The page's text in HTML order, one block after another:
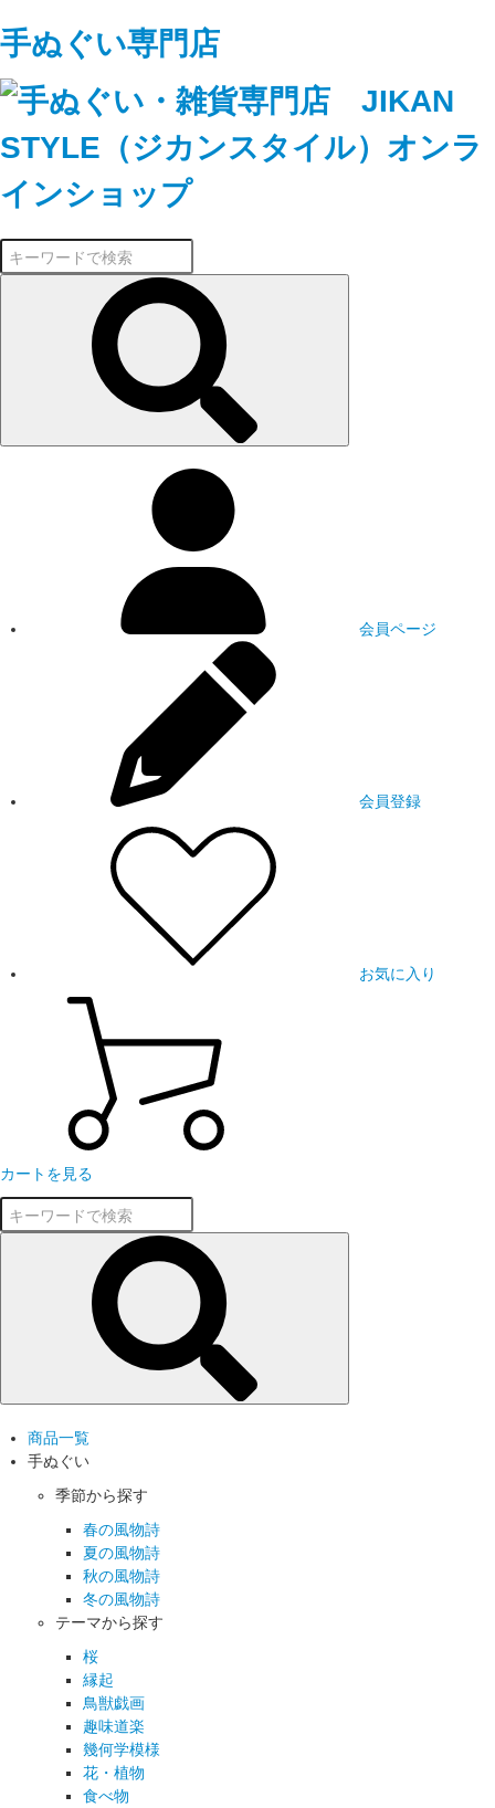
手ぬぐい専門店
会員ページ
会員登録
お気に入り
カートを見る
商品一覧
手ぬぐい
季節から探す
春の風物詩
夏の風物詩
秋の風物詩
冬の風物詩
テーマから探す
桜
縁起
鳥獣戯画
趣味道楽
幾何学模様
花・植物
食べ物